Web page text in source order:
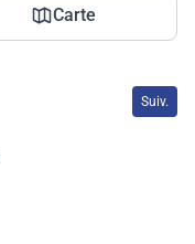
Carte
Suiv.